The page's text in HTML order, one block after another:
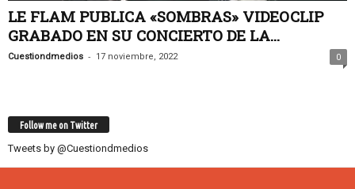
LE FLAM PUBLICA «SOMBRAS» VIDEOCLIP
GRABADO EN SU CONCIERTO DE LA...
Cuestiondmedios - 17 noviembre, 2022 0
Follow me on Twitter
Tweets by @Cuestiondmedios